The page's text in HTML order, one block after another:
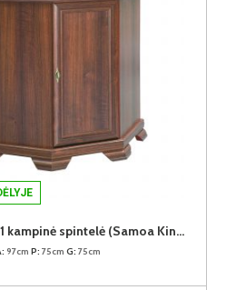
KORA KKN1 kampinė spintelė (Samoa King)
97cm P: 75cm G: 75cm